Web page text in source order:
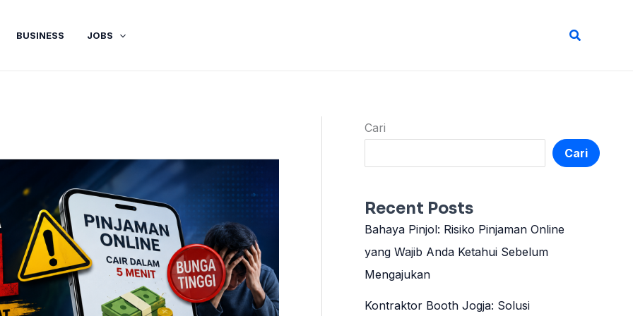
BUSINESS JOBS Cari
Cari
Cari
Recent Posts
Bahaya Pinjol: Risiko Pinjaman Online
yang Wajib Anda Ketahui Sebelum
Mengajukan
Kontraktor Booth Jogja: Solusi